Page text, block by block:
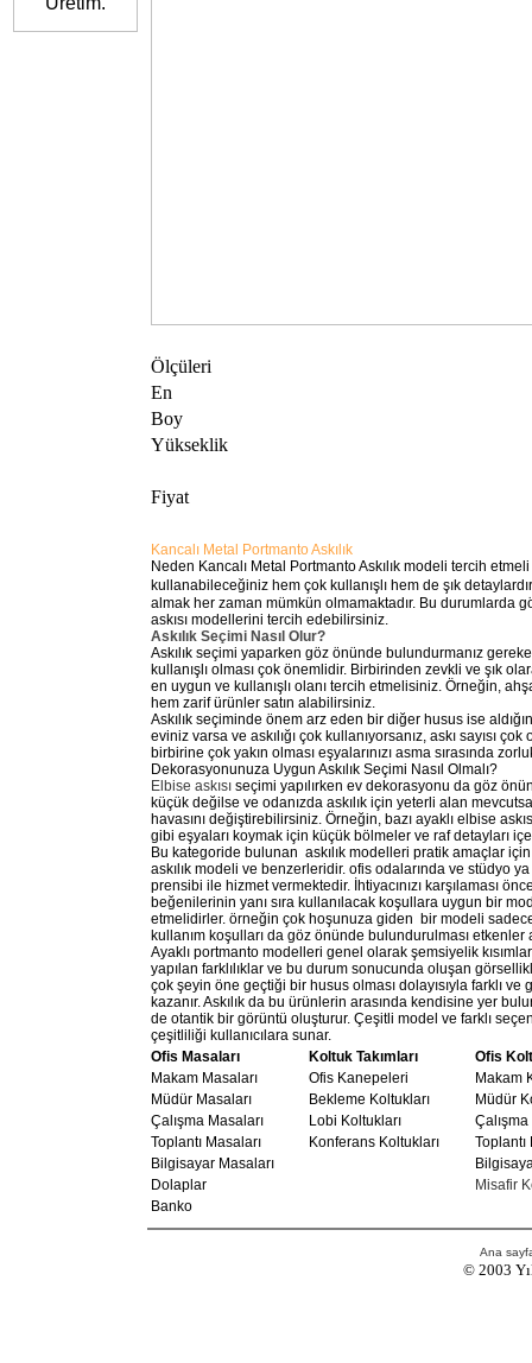
Ölçüleri
En
Boy
Yükseklik
Fiyat
Kancalı Metal Portmanto Askılık
Neden Kancalı Metal Portmanto Askılık modeli tercih
kullanabileceğiniz hem çok kullanışlı hem de şık
almak her zaman mümkün olmamaktadır. Bu durumlarda
askısı modellerini tercih edebilirsiniz.
Askılık Seçimi Nasıl Olur?
Askılık seçimi yaparken göz önünde bulundurmanız
kullanışlı olması çok önemlidir. Birbirinden zevkli ve şık
en uygun ve kullanışlı olanı tercih etmelisiniz. Örneğin,
hem zarif ürünler satın alabilirsiniz.
Askılık seçiminde önem arz eden bir diğer husus ise
eviniz varsa ve askılığı çok kullanıyorsanız, askı sayısı
birbirine çok yakın olması eşyalarınızı asma sırasında
Dekorasyonunuza Uygun Askılık Seçimi Nasıl Olmalı?
Elbise askısı seçimi yapılırken ev dekorasyonu da göz
küçük değilse ve odanızda askılık için yeterli alan
havasını değiştirebilirsiniz. Örneğin, bazı ayaklı elbise
gibi eşyaları koymak için küçük bölmeler ve raf detayları
Bu kategoride bulunan askılık modelleri pratik amaçlar
askılık modeli ve benzerleridir. ofis odalarında ve stüdyo
prensibi ile hizmet vermektedir. İhtiyacınızı karşılaması
beğenilerinin yanı sıra kullanılacak koşullara uygun bir
etmelidirler. örneğin çok hoşunuza giden bir modeli
kullanım koşulları da göz önünde bulundurulması etkenler
Ayaklı portmanto modelleri genel olarak şemsiyelik
yapılan farklılıklar ve bu durum sonucunda oluşan
çok şeyin öne geçtiği bir husus olması dolayısıyla farklı
kazanır. Askılık da bu ürünlerin arasında kendisine yer
de otantik bir görüntü oluşturur. Çeşitli model ve farklı
çeşitliliği kullanıcılara sunar.
Ofis Masaları
Koltuk Takımları
Ofis
Makam Masaları
Ofis Kanepeleri
Makam
Müdür Masaları
Bekleme Koltukları
Müdür
Çalışma Masaları
Lobi Koltukları
Çalışma
Toplantı Masaları
Konferans Koltukları
Toplantı
Bilgisayar Masaları
Dolaplar
Misafir
Banko
Ana
© 2003